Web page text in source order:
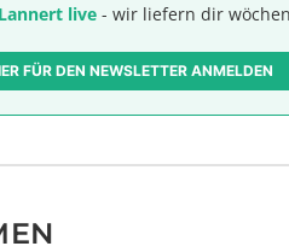
live - wir liefern dir
FÜR DEN NEWSLETTER ANMELDEN